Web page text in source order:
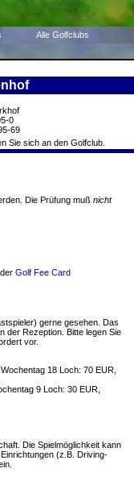
Alle Golfclubs
0
69
Sie sich an den Golfclub.
Die Prüfung muß nicht
Golf Fee Card
gerne gesehen. Das
der Rezeption. Bitte legen Sie
vor.
18 Loch: 70 EUR,
9 Loch: 30 EUR,
Die Spielmöglichkeit kann
(z.B. Driving-